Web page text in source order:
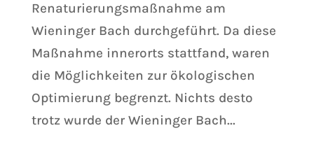
Renaturierungsmaßnahme am
Wieninger Bach durchgeführt. Da diese
Maßnahme innerorts stattfand, waren
die Möglichkeiten zur ökologischen
Optimierung begrenzt. Nichts desto
trotz wurde der Wieninger Bach...